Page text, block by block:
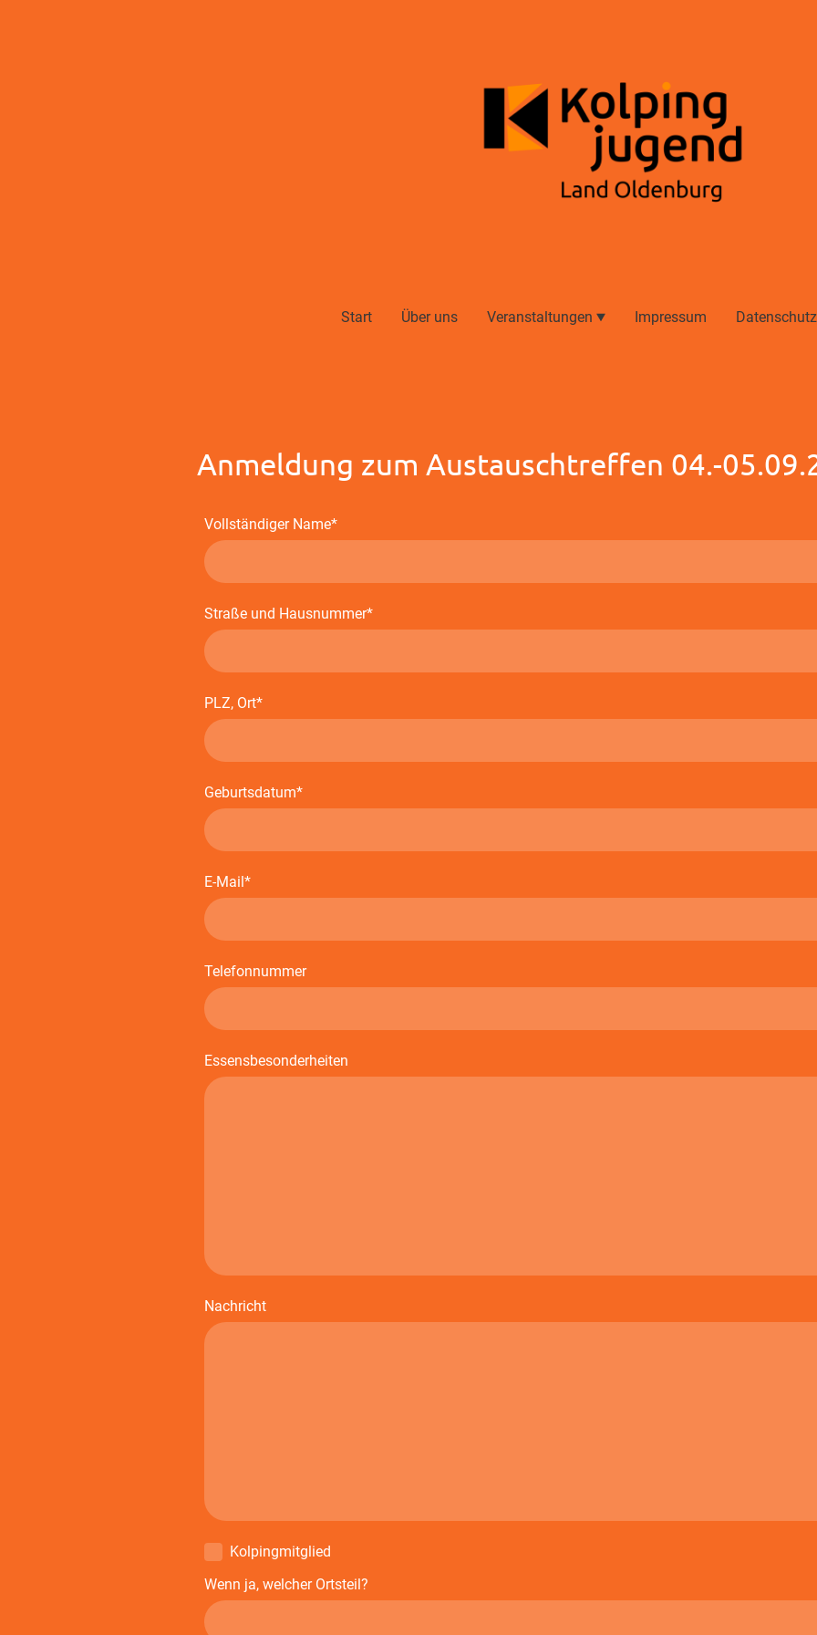
Start Über uns Veranstaltungen Impressum
Anmeldung zum Austauschtreffen 04.-
Vollständiger Name*
Straße und Hausnummer*
PLZ, Ort*
Geburtsdatum*
E-Mail*
Telefonnummer
Essensbesonderheiten
Nachricht
Kolpingmitglied
Wenn ja, welcher Ortsteil?